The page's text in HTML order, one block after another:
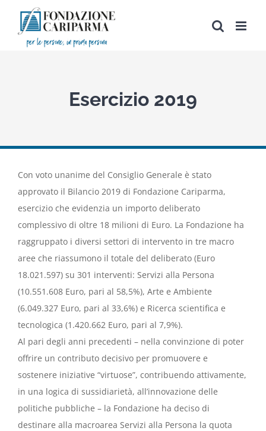
contenuto
Esercizio 2019
Con voto unanime del Consiglio Generale è stato
approvato il Bilancio 2019 di Fondazione Cariparma,
esercizio che evidenzia un importo deliberato
complessivo di oltre 18 milioni di Euro. La Fondazione ha
raggruppato i diversi settori di intervento in tre macro
aree che riassumono il totale del deliberato (Euro
18.021.597) su 301 interventi: Servizi alla Persona
(10.551.608 Euro, pari al 58,5%), Arte e Ambiente
(6.049.327 Euro, pari al 33,6%) e Ricerca scientifica e
tecnologica (1.420.662 Euro, pari al 7,9%).
Al pari degli anni precedenti – nella convinzione di poter
offrire un contributo decisivo per promuovere e
sostenere iniziative “virtuose”, contribuendo attivamente,
in una logica di sussidiarietà, all’innovazione delle
politiche pubbliche – la Fondazione ha deciso di
destinare alla macroarea Servizi alla Persona la quota